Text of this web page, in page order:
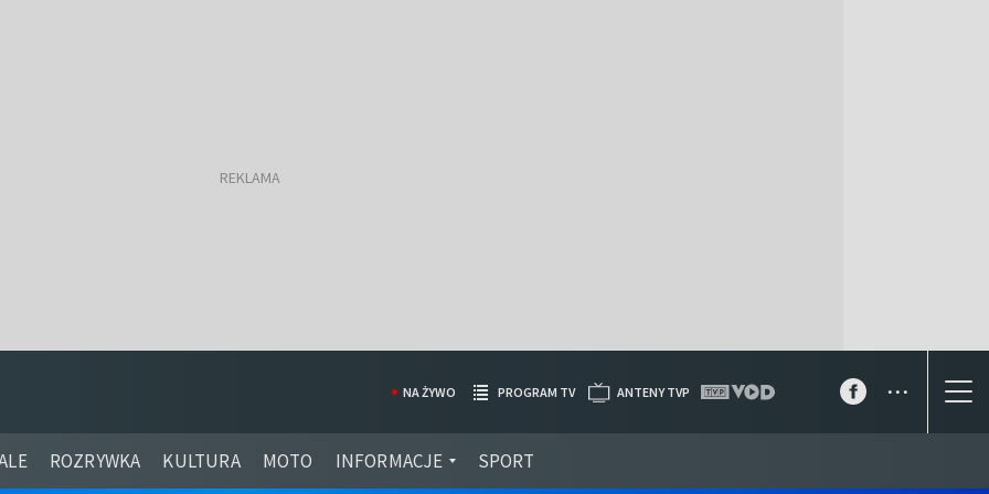
ROZRYWKA KULTURA MOTO INFORMACJE SPORT
NA ŻYWO PROGRAM TV ANTENY TVP ...